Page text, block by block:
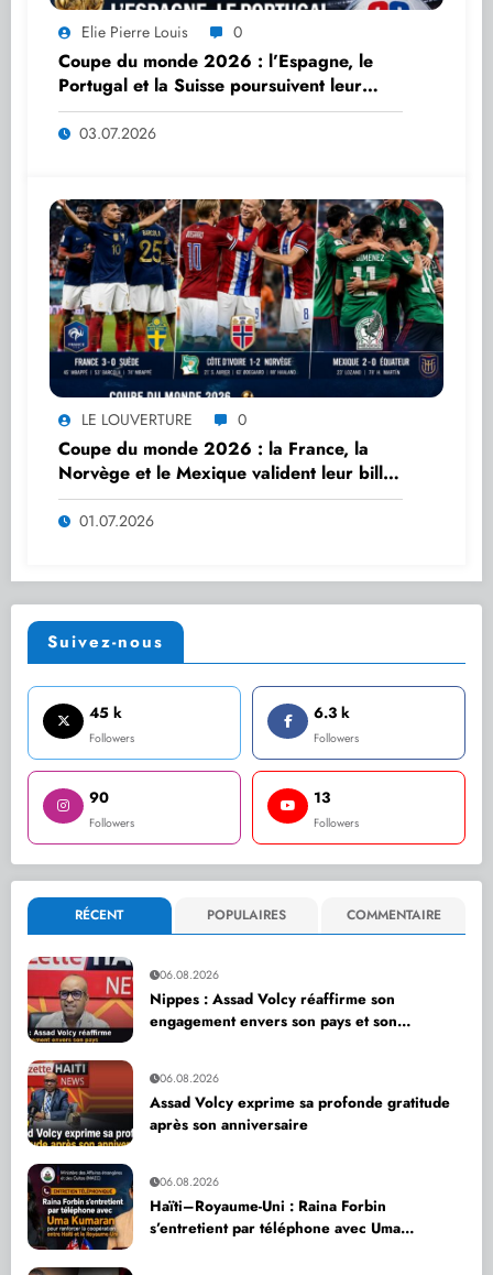
Elie Pierre Louis 0
Coupe du monde 2026 : l’Espagne, le
Portugal et la Suisse poursuivent leur
route vers les huitièmes de finale
03.07.2026
LE LOUVERTURE 0
Coupe du monde 2026 : la France, la
Norvège et le Mexique valident leur billet
pour les huitièmes de finale
01.07.2026
Suivez-nous
45 k
Followers
6.3 k
Followers
90
Followers
13
Followers
RÉCENT POPULAIRES COMMENTAIRE
06.08.2026
Nippes : Assad Volcy réaffirme son
engagement envers son pays et son
06.08.2026
Assad Volcy exprime sa profonde gratitude
après son anniversaire
06.08.2026
Haïti–Royaume-Uni : Raina Forbin
s’entretient par téléphone avec Uma